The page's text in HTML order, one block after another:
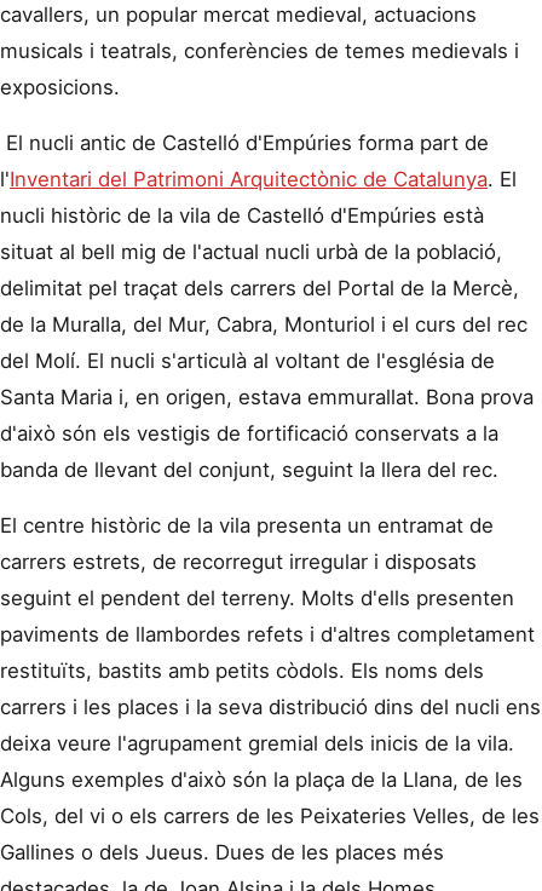
cavallers, un popular mercat medieval, actuacions
musicals i teatrals, conferències de temes medievals i
exposicions.
El nucli antic de Castelló d'Empúries forma part de
l'Inventari del Patrimoni Arquitectònic de Catalunya. El
nucli històric de la vila de Castelló d'Empúries està
situat al bell mig de l'actual nucli urbà de la població,
delimitat pel traçat dels carrers del Portal de la Mercè,
de la Muralla, del Mur, Cabra, Monturiol i el curs del rec
del Molí. El nucli s'articulà al voltant de l'església de
Santa Maria i, en origen, estava emmurallat. Bona prova
d'això són els vestigis de fortificació conservats a la
banda de llevant del conjunt, seguint la llera del rec.
El centre històric de la vila presenta un entramat de
carrers estrets, de recorregut irregular i disposats
seguint el pendent del terreny. Molts d'ells presenten
paviments de llambordes refets i d'altres completament
restituïts, bastits amb petits còdols. Els noms dels
carrers i les places i la seva distribució dins del nucli ens
deixa veure l'agrupament gremial dels inicis de la vila.
Alguns exemples d'això són la plaça de la Llana, de les
Cols, del vi o els carrers de les Peixateries Velles, de les
Gallines o dels Jueus. Dues de les places més